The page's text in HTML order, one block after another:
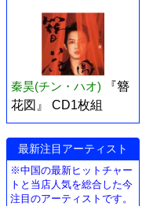
秦昊(チン・ハオ)
『簪
花図』 CD1枚組
最新注目アーティスト
※中国の最新ヒットチャー
トと当店人気を総合した今
注目のアーティストです。